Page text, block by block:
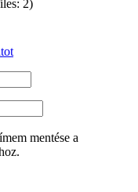
2)
mentése a